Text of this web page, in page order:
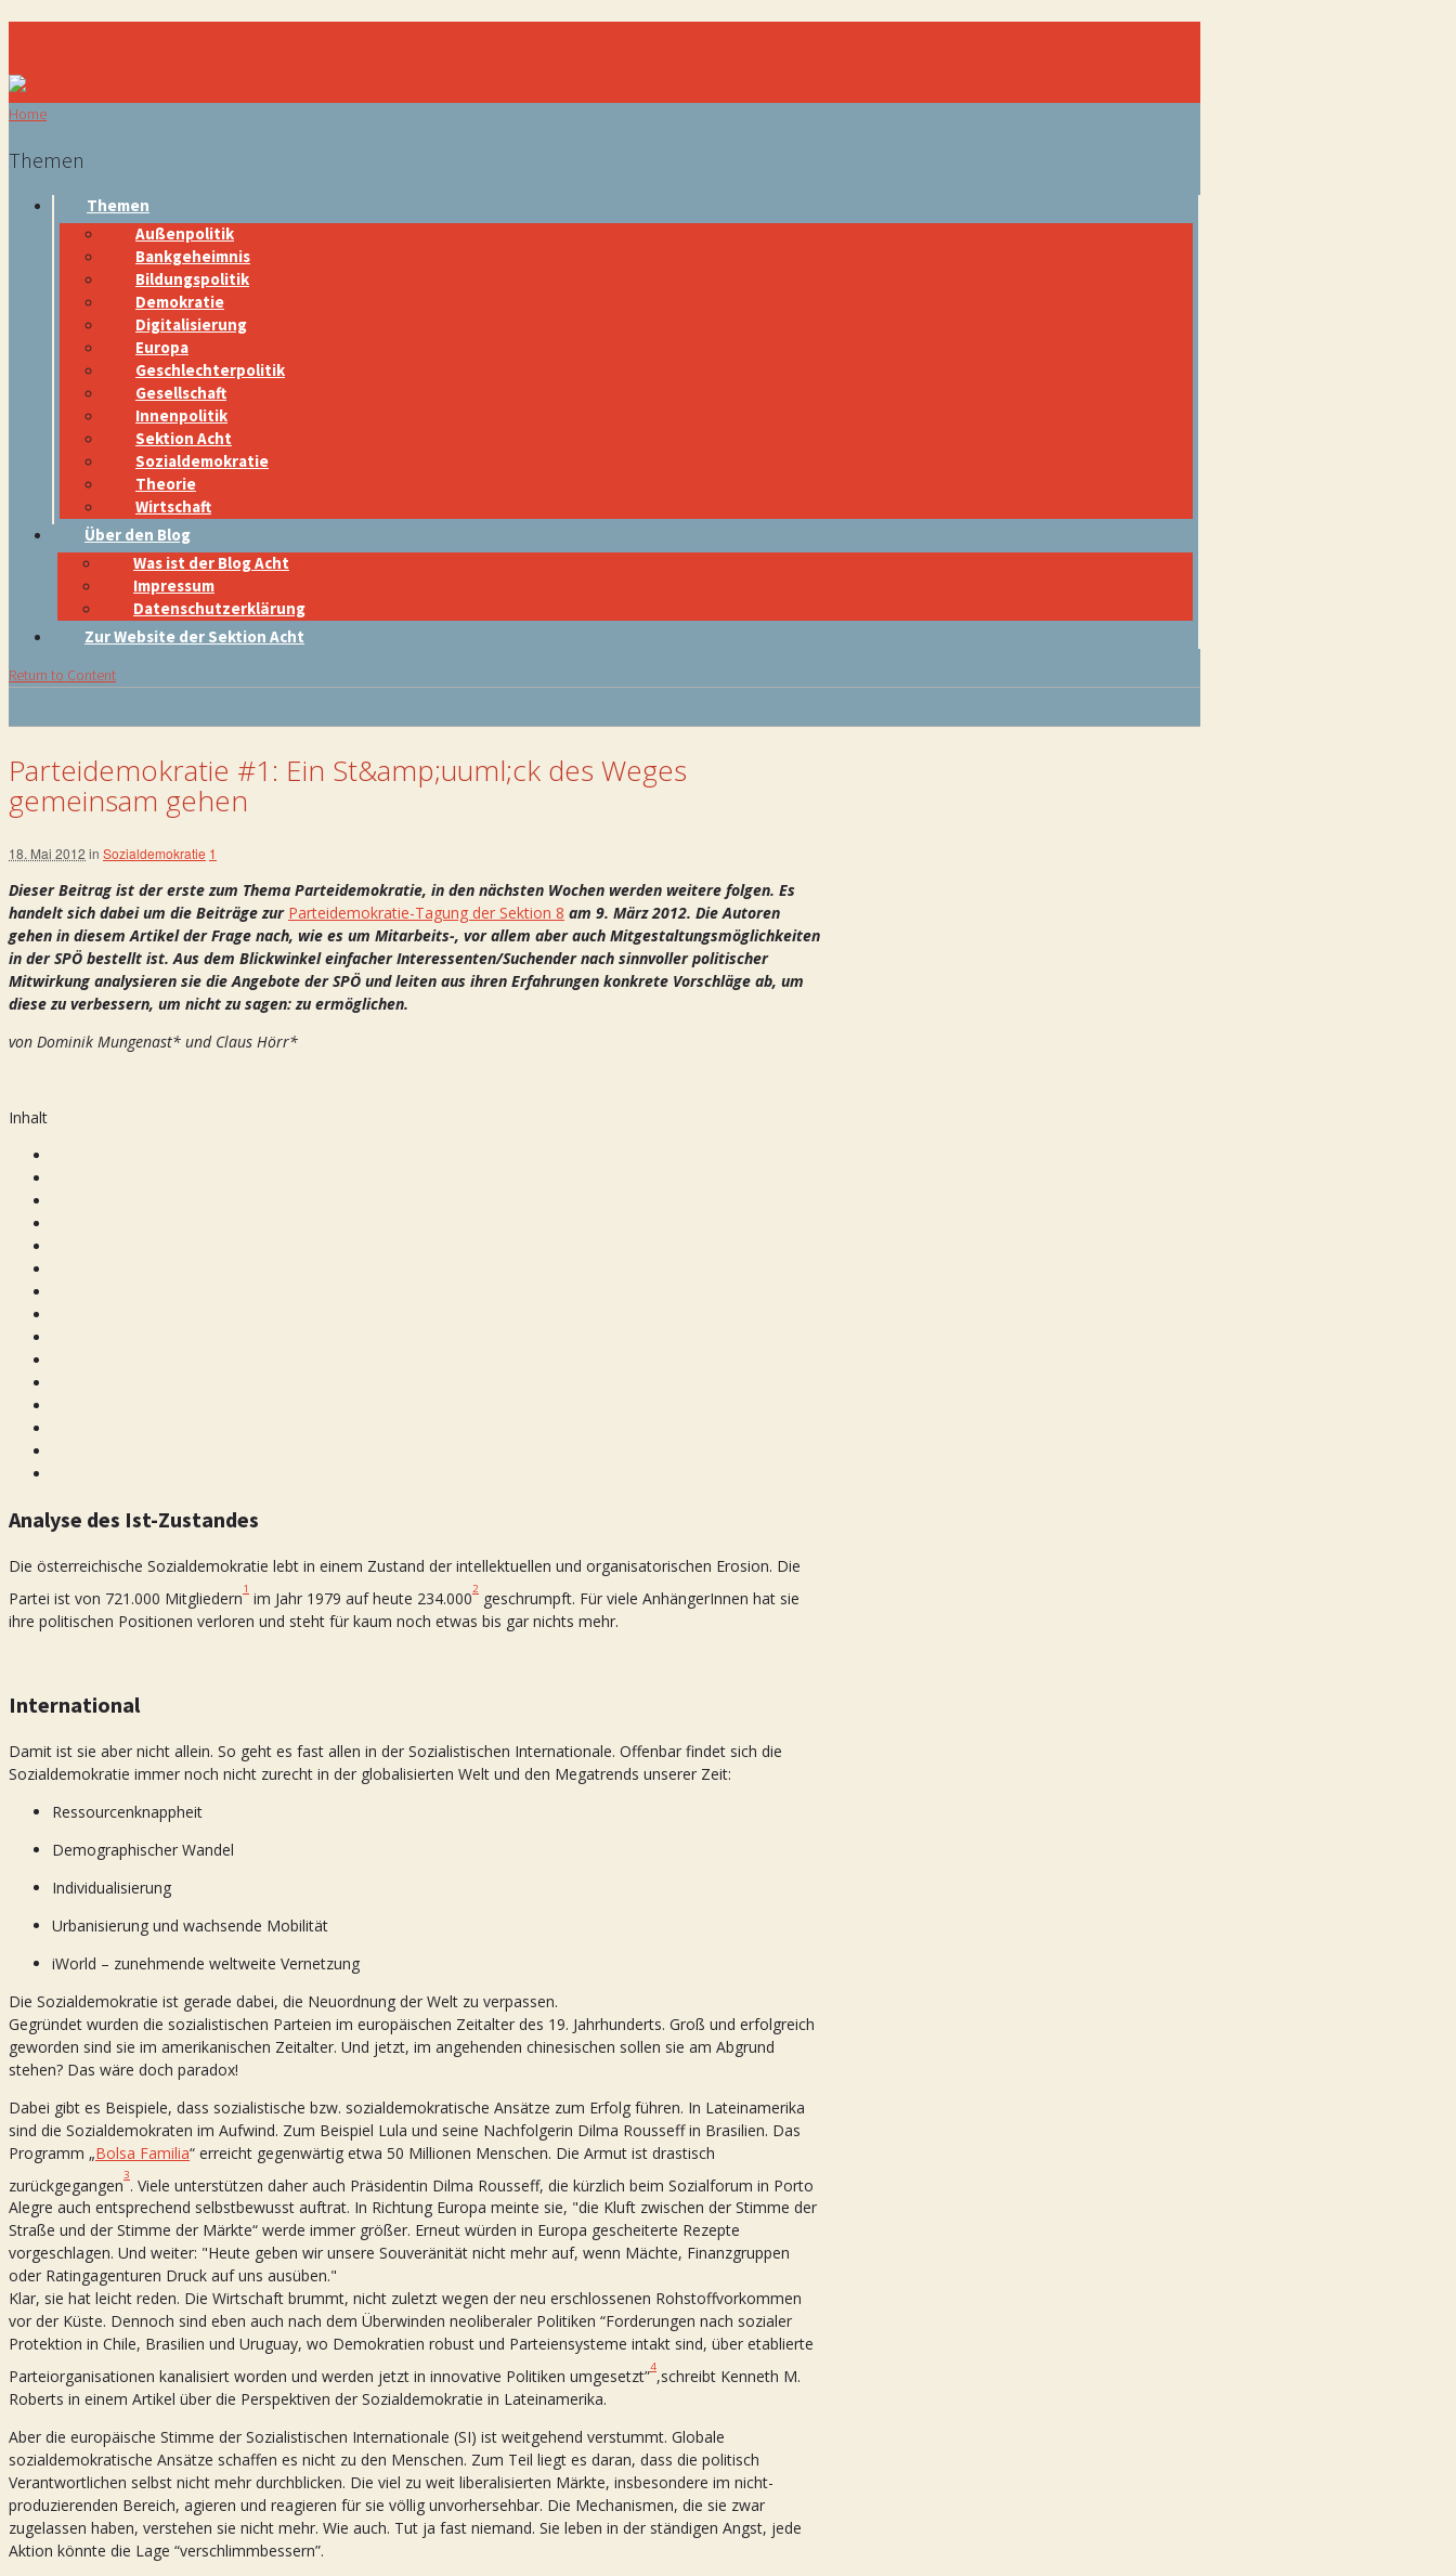
Home
Themen
Themen
Außenpolitik
Bankgeheimnis
Bildungspolitik
Demokratie
Digitalisierung
Europa
Geschlechterpolitik
Gesellschaft
Innenpolitik
Sektion Acht
Sozialdemokratie
Theorie
Wirtschaft
Über den Blog
Was ist der Blog Acht
Impressum
Datenschutzerklärung
Zur Website der Sektion Acht
Return to Content
Parteidemokratie #1: Ein St&amp;uuml;ck des Weges
gemeinsam gehen
18. Mai 2012 in Sozialdemokratie 1
Dieser Beitrag ist der erste zum Thema Parteidemokratie, in den nächsten Wochen werden weitere folgen. Es
handelt sich dabei um die Beiträge zur Parteidemokratie-Tagung der Sektion 8 am 9. März 2012. Die Autoren
gehen in diesem Artikel der Frage nach, wie es um Mitarbeits-, vor allem aber auch Mitgestaltungsmöglichkeiten
in der SPÖ bestellt ist. Aus dem Blickwinkel einfacher Interessenten/Suchender nach sinnvoller politischer
Mitwirkung analysieren sie die Angebote der SPÖ und leiten aus ihren Erfahrungen konkrete Vorschläge ab, um
diese zu verbessern, um nicht zu sagen: zu ermöglichen.
von Dominik Mungenast* und Claus Hörr*
Inhalt
Analyse des Ist-Zustandes
Die österreichische Sozialdemokratie lebt in einem Zustand der intellektuellen und organisatorischen Erosion. Die
Partei ist von 721.000 Mitgliedern1 im Jahr 1979 auf heute 234.0002 geschrumpft. Für viele AnhängerInnen hat sie
ihre politischen Positionen verloren und steht für kaum noch etwas bis gar nichts mehr.
International
Damit ist sie aber nicht allein. So geht es fast allen in der Sozialistischen Internationale. Offenbar findet sich die
Sozialdemokratie immer noch nicht zurecht in der globalisierten Welt und den Megatrends unserer Zeit:
Ressourcenknappheit
Demographischer Wandel
Individualisierung
Urbanisierung und wachsende Mobilität
iWorld – zunehmende weltweite Vernetzung
Die Sozialdemokratie ist gerade dabei, die Neuordnung der Welt zu verpassen.
Gegründet wurden die sozialistischen Parteien im europäischen Zeitalter des 19. Jahrhunderts. Groß und erfolgreich
geworden sind sie im amerikanischen Zeitalter. Und jetzt, im angehenden chinesischen sollen sie am Abgrund
stehen? Das wäre doch paradox!
Dabei gibt es Beispiele, dass sozialistische bzw. sozialdemokratische Ansätze zum Erfolg führen. In Lateinamerika
sind die Sozialdemokraten im Aufwind. Zum Beispiel Lula und seine Nachfolgerin Dilma Rousseff in Brasilien. Das
Programm „Bolsa Familia“ erreicht gegenwärtig etwa 50 Millionen Menschen. Die Armut ist drastisch
zurückgegangen3. Viele unterstützen daher auch Präsidentin Dilma Rousseff, die kürzlich beim Sozialforum in Porto
Alegre auch entsprechend selbstbewusst auftrat. In Richtung Europa meinte sie, "die Kluft zwischen der Stimme der
Straße und der Stimme der Märkte“ werde immer größer. Erneut würden in Europa gescheiterte Rezepte
vorgeschlagen. Und weiter: "Heute geben wir unsere Souveränität nicht mehr auf, wenn Mächte, Finanzgruppen
oder Ratingagenturen Druck auf uns ausüben."
Klar, sie hat leicht reden. Die Wirtschaft brummt, nicht zuletzt wegen der neu erschlossenen Rohstoffvorkommen
vor der Küste. Dennoch sind eben auch nach dem Überwinden neoliberaler Politiken “Forderungen nach sozialer
Protektion in Chile, Brasilien und Uruguay, wo Demokratien robust und Parteiensysteme intakt sind, über etablierte
Parteiorganisationen kanalisiert worden und werden jetzt in innovative Politiken umgesetzt”4,schreibt Kenneth M.
Roberts in einem Artikel über die Perspektiven der Sozialdemokratie in Lateinamerika.
Aber die europäische Stimme der Sozialistischen Internationale (SI) ist weitgehend verstummt. Globale
sozialdemokratische Ansätze schaffen es nicht zu den Menschen. Zum Teil liegt es daran, dass die politisch
Verantwortlichen selbst nicht mehr durchblicken. Die viel zu weit liberalisierten Märkte, insbesondere im nicht-
produzierenden Bereich, agieren und reagieren für sie völlig unvorhersehbar. Die Mechanismen, die sie zwar
zugelassen haben, verstehen sie nicht mehr. Wie auch. Tut ja fast niemand. Sie leben in der ständigen Angst, jede
Aktion könnte die Lage “verschlimmbessern”.